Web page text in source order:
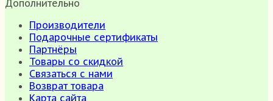
Дополнительно
Производители
Подарочные сертификаты
Партнёры
Товары со скидкой
Связаться с нами
Возврат товара
Карта сайта